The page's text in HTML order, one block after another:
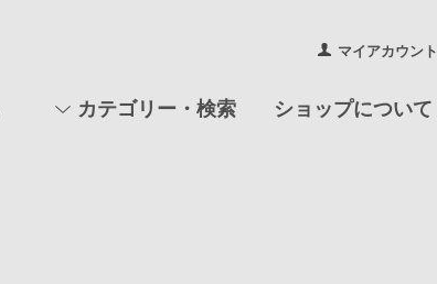
マイアカウント
カテゴリー・検索 ショップについて